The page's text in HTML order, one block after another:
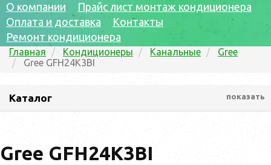
О компании
Прайс лист монтаж кондиционера
Оплата и доставка
Контакты
Ремонт кондиционера
Главная Кондиционеры Канальные
Gree
Gree GFH24K3BI
Каталог показать
Gree GFH24K3BI